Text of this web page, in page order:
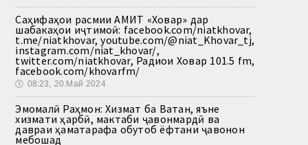
Саҳифаҳои расмии АМИТ «Ховар» дар
шабакаҳои иҷтимоӣ: facebook.com/niatkhovar,
t.me/niatkhovar, youtube.com/@niat_Khovar_tj,
instagram.com/niat_khovar/,
twitter.com/niatkhovar, Радиои Ховар 101.5 fm,
facebook.com/khovarfm/
🕔 08:23, 20.Май 2024
Эмомалӣ Раҳмон: Хизмат ба Ватан, яъне
хизмати ҳарбӣ, мактаби ҷавонмардӣ ва
давраи ҳаматарафа обутоб ёфтани ҷавонон
мебошад